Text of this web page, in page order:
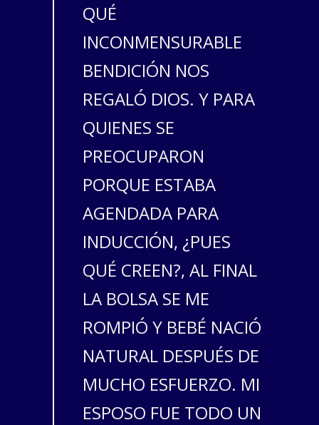
QUÉ
INCONMENSURABLE
BENDICIÓN NOS
REGALÓ DIOS. Y PARA
QUIENES SE
PREOCUPARON
PORQUE ESTABA
AGENDADA PARA
INDUCCIÓN, ¿PUES
QUÉ CREEN?, AL FINAL
LA BOLSA SE ME
ROMPIÓ Y BEBÉ NACIÓ
NATURAL DESPUÉS DE
MUCHO ESFUERZO. MI
ESPOSO FUE TODO UN